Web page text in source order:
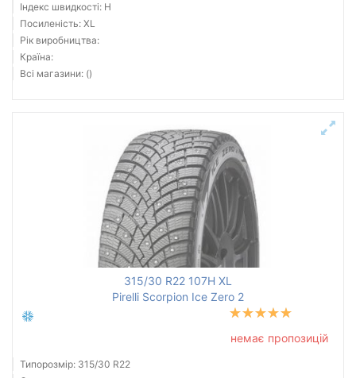
Індекс швидкості: H
Посиленість: XL
Рік виробництва:
Країна:
Всі магазини: ()
315/30 R22 107H XL
Pirelli Scorpion Ice Zero 2
немає пропозицій
Типорозмір: 315/30 R22